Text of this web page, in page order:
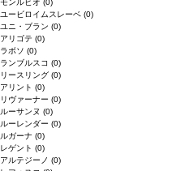
モンルビオ (0)
ユービロイムスレーベ (0)
ユニ・ブラン (0)
アリゴテ (0)
ラボソ (0)
ランブルスコ (0)
リースリング (0)
アリント (0)
リヴァーナー (0)
ルーサンヌ (0)
ルーレンダー (0)
ルガーナ (0)
レゲント (0)
アルテジーノ (0)